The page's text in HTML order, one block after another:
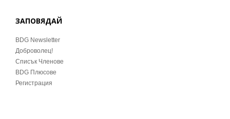
ЗАПОВЯДАЙ
BDG Newsletter
Доброволец!
Списък Членове
BDG Плюсове
Регистрация